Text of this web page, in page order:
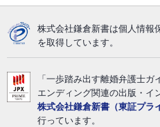
株式会社鎌倉新書は個人情報
を取得しています。
「一歩踏み出す離婚弁護士
エンディング関連の出版・イ
株式会社鎌倉新書（東証プラ
行っています。